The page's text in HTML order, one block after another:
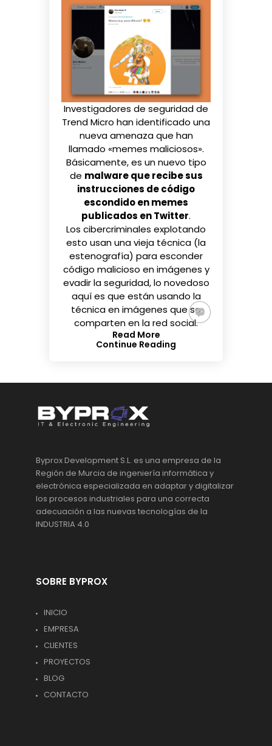
Investigadores de seguridad de
Trend Micro han identificado una
nueva amenaza que han
llamado «memes maliciosos».
Básicamente, es un nuevo tipo
de malware que recibe sus
instrucciones de código
escondido en memes
publicados en Twitter.
Los cibercriminales explotando
esto usan una vieja técnica (la
estenografía) para esconder
código malicioso en imágenes y
evadir la seguridad, lo novedoso
aquí es que están usando la
técnica en imágenes que se
comparten en la red social.
Read More
Continue Reading
Byprox Development S.L. es una empresa de la
Región de Murcia de ingeniería informática y
electrónica especializada en adaptar y digitalizar
los procesos industriales para una correcta
adecuación a las nuevas tecnologías de la
INDUSTRIA 4.0
SOBRE BYPROX
INICIO
EMPRESA
CLIENTES
PROYECTOS
BLOG
CONTACTO